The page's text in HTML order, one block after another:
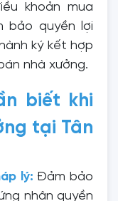
khoản mua
bảo quyền lợi
ký kết hợp
nhà xưởng.
biết khi
tại Tân
lý: Đảm bảo
nhận quyền